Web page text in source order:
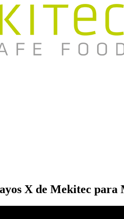
X de Mekitec